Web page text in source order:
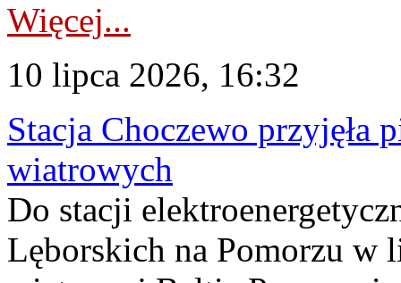
Więcej...
10 lipca 2026, 16:32
Stacja Choczewo przyjęła
wiatrowych
Do stacji
Lęborskich na Pomorzu w